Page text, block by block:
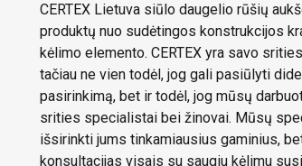
CERTEX Lietuva siūlo daugelio rūšių
produktų nuo sudėtingos konstrukcijos
kėlimo elemento. CERTEX yra savo
tačiau ne vien todėl, jog gali pasiūlyti
pasirinkimą, bet ir todėl, jog mūsų
srities specialistai bei žinovai. Mūsų
išsirinkti jums tinkamiausius gaminius,
konsultacijas visais su saugiu kėlimu